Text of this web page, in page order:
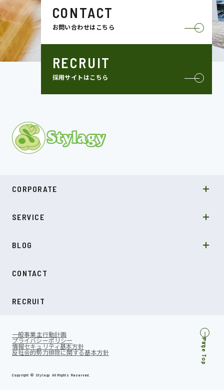
CONTACT
お問い合わせはこちら
RECRUIT
採用サイトはこちら
CORPORATE
COMPANY
NEWS
SERVICE
受託開発
BLOG
SDGs
CONTACT
RECRUIT
Copyright © Stylagy All Rights Reserved.
一般事業主行動計画
プライバシーポリシー
情報セキュリティ基本方針
反社会的勢力排除に関する基本方針 Page Top